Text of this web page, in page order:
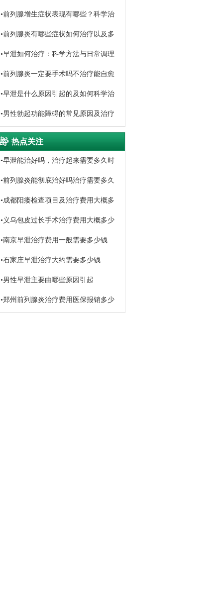
•前列腺增生症状表现有哪些？科学治
•前列腺炎有哪些症状如何治疗以及多
•早泄如何治疗：科学方法与日常调理
•前列腺炎一定要手术吗不治疗能自愈
•早泄是什么原因引起的及如何科学治
•男性勃起功能障碍的常见原因及治疗
方法
热点关注
•早泄能治好吗，治疗起来需要多久时
•前列腺炎能彻底治好吗治疗需要多久
•成都阳痿检查项目及治疗费用大概多
• 义乌包皮过长手术治疗费用大概多少
•南京早泄治疗费用一般需要多少钱
•石家庄早泄治疗大约需要多少钱
•男性早泄主要由哪些原因引起
•郑州前列腺炎治疗费用医保报销多少